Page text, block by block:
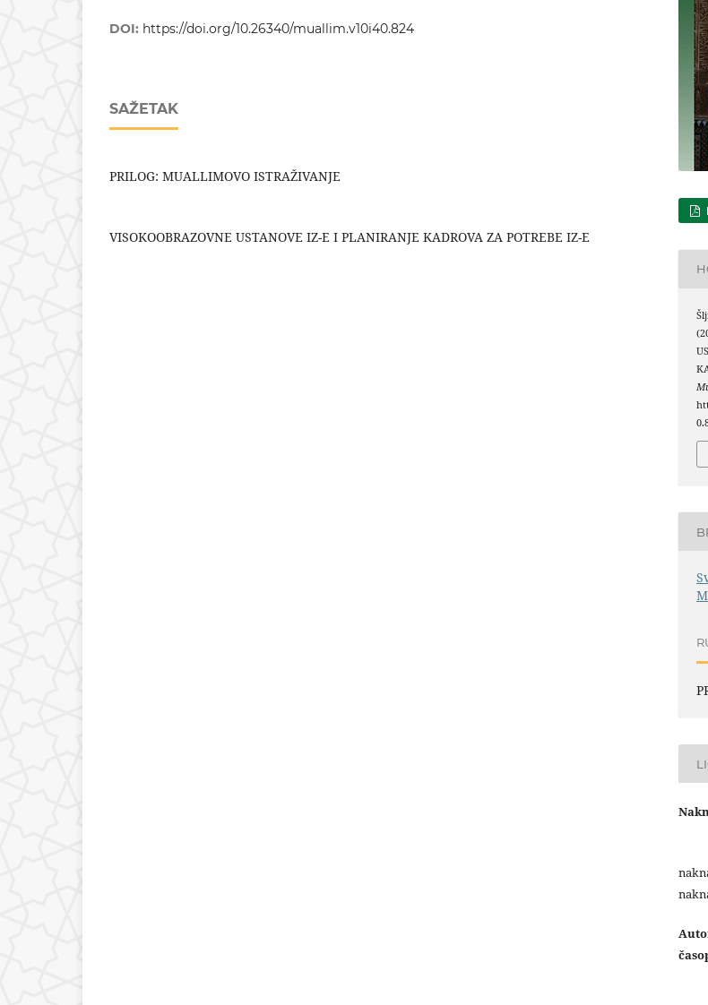
DOI: https://doi.org/10.26340/muallim.v10i40.824
SAŽETAK
PRILOG: MUALLIMOVO ISTRAŽIVANJE
VISOKOOBRAZOVNE USTANOVE IZ-E I PLANIRANJE KADROVA ZA POTREBE IZ-E
a.